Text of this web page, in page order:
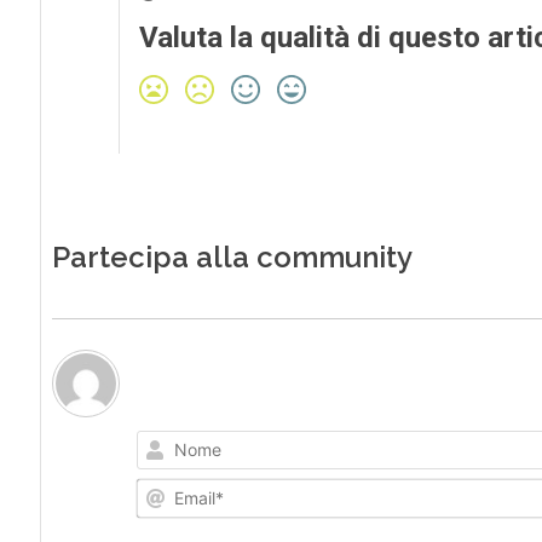
Valuta la qualità di questo
Partecipa alla community